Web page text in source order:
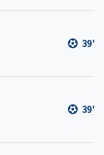
39'
39'